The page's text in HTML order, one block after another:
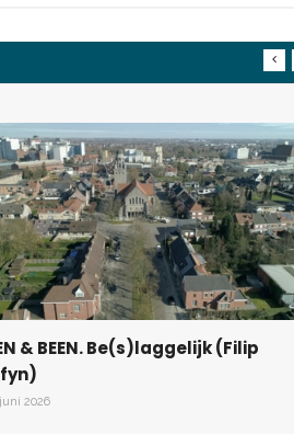
& BEEN. Be(s)laggelijk (Filip
2026